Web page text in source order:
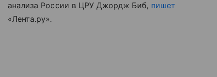
анализа России в ЦРУ Джордж Биб, пишет
«Лента.ру».